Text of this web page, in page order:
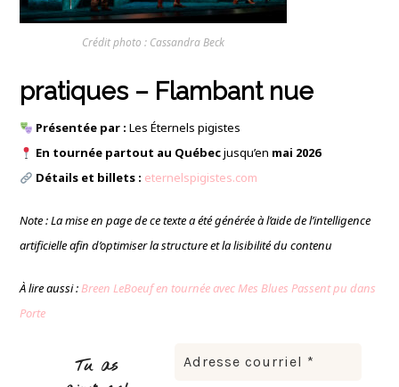
Crédit photo : Cassandra Beck
pratiques – Flambant nue
Présentée par : Les Éternels pigistes
En tournée partout au Québecjusqu’en mai 2026
Détails et billets : eternelspigistes.com
Note : La mise en page de ce texte a été générée à l’aide de l’intelligence
artificielle afin d’optimiser la structure et la lisibilité du contenu
À lire aussi :Breen LeBoeuf en tournée avec Mes Blues Passent pu dans
Porte
Tu as